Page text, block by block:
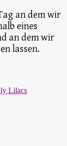
an dem wir
eines
an dem wir
lassen.
Lilacs